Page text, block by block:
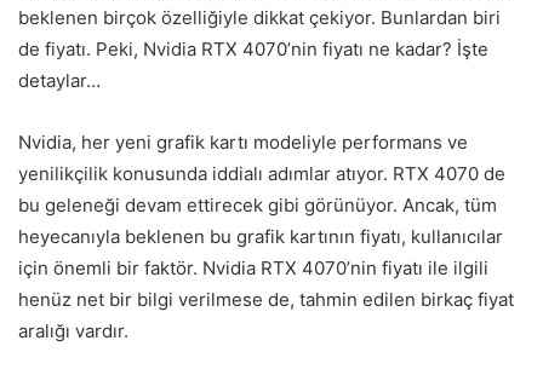
beklenen birçok özelliğiyle dikkat çekiyor. Bunlardan biri
de fiyatı. Peki, Nvidia RTX 4070’nin fiyatı ne kadar? İşte
detaylar…
Nvidia, her yeni grafik kartı modeliyle performans ve
yenilikçilik konusunda iddialı adımlar atıyor. RTX 4070 de
bu geleneği devam ettirecek gibi görünüyor. Ancak, tüm
heyecanıyla beklenen bu grafik kartının fiyatı, kullanıcılar
için önemli bir faktör. Nvidia RTX 4070’nin fiyatı ile ilgili
henüz net bir bilgi verilmese de, tahmin edilen birkaç fiyat
aralığı vardır.